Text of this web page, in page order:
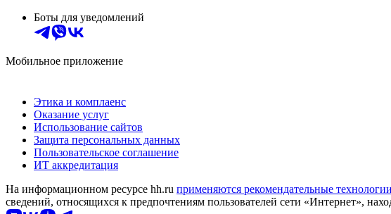
Боты для уведомлений
Мобильное приложение
Этика и комплаенс
Оказание услуг
Использование сайтов
Защита персональных данных
Пользовательское соглашение
ИТ аккредитация
На информационном ресурсе hh.ru применяются рекомендательные технологии
сведений, относящихся к предпочтениям пользователей сети «Интернет»,